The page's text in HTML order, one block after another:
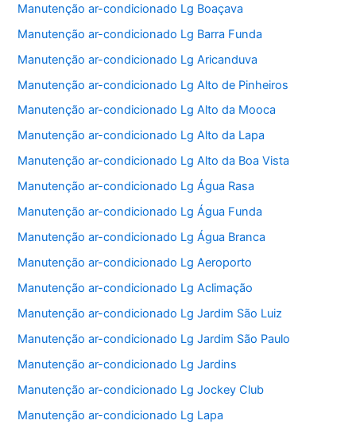
Manutenção ar-condicionado Lg Boaçava
Manutenção ar-condicionado Lg Barra Funda
Manutenção ar-condicionado Lg Aricanduva
Manutenção ar-condicionado Lg Alto de Pinheiros
Manutenção ar-condicionado Lg Alto da Mooca
Manutenção ar-condicionado Lg Alto da Lapa
Manutenção ar-condicionado Lg Alto da Boa Vista
Manutenção ar-condicionado Lg Água Rasa
Manutenção ar-condicionado Lg Água Funda
Manutenção ar-condicionado Lg Água Branca
Manutenção ar-condicionado Lg Aeroporto
Manutenção ar-condicionado Lg Aclimação
Manutenção ar-condicionado Lg Jardim São Luiz
Manutenção ar-condicionado Lg Jardim São Paulo
Manutenção ar-condicionado Lg Jardins
Manutenção ar-condicionado Lg Jockey Club
Manutenção ar-condicionado Lg Lapa